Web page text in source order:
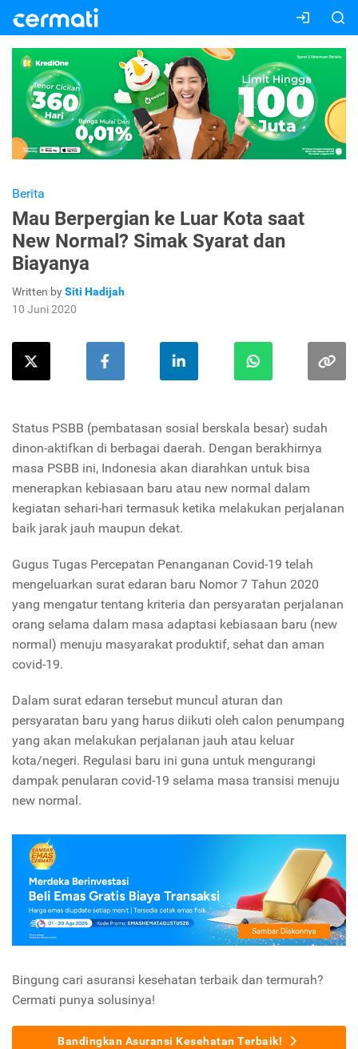
Berita
Mau Berpergian ke Luar Kota saat
New Normal? Simak Syarat dan
Biayanya
Written bySiti Hadijah
10 Juni 2020
Status PSBB (pembatasan sosial berskala besar) sudah
dinon-aktifkan di berbagai daerah. Dengan berakhirnya
masa PSBB ini, Indonesia akan diarahkan untuk bisa
menerapkan kebiasaan baru atau new normal dalam
kegiatan sehari-hari termasuk ketika melakukan perjalanan
baik jarak jauh maupun dekat.
Gugus Tugas Percepatan Penanganan Covid-19 telah
mengeluarkan surat edaran baru Nomor 7 Tahun 2020
yang mengatur tentang kriteria dan persyaratan perjalanan
orang selama dalam masa adaptasi kebiasaan baru (new
normal) menuju masyarakat produktif, sehat dan aman
covid-19.
Dalam surat edaran tersebut muncul aturan dan
persyaratan baru yang harus diikuti oleh calon penumpang
yang akan melakukan perjalanan jauh atau keluar
kota/negeri. Regulasi baru ini guna untuk mengurangi
dampak penularan covid-19 selama masa transisi menuju
new normal.
Bingung cari asuransi kesehatan terbaik dan termurah?
Cermati punya solusinya!
Bandingkan Asuransi Kesehatan Terbaik!